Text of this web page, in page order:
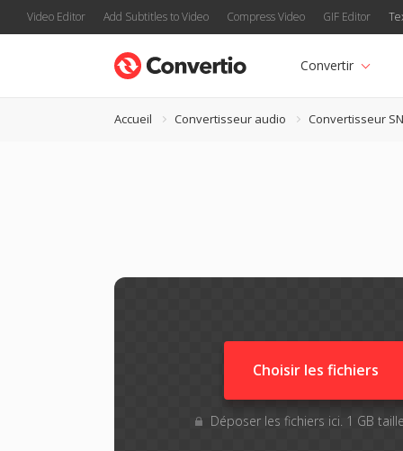
Video Editor Add Subtitles to Video Compress Video GIF Editor
Convertir
Accueil Convertisseur audio Convertisseur
Choisir les fichiers
Déposer les fichiers ici. 1 GB